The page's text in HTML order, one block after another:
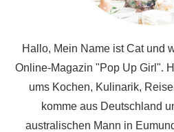
Hallo, Mein Name ist Cat und
Online-Magazin "Pop Up Girl".
ums Kochen, Kulinarik,
komme aus Deutschland
australischen Mann in